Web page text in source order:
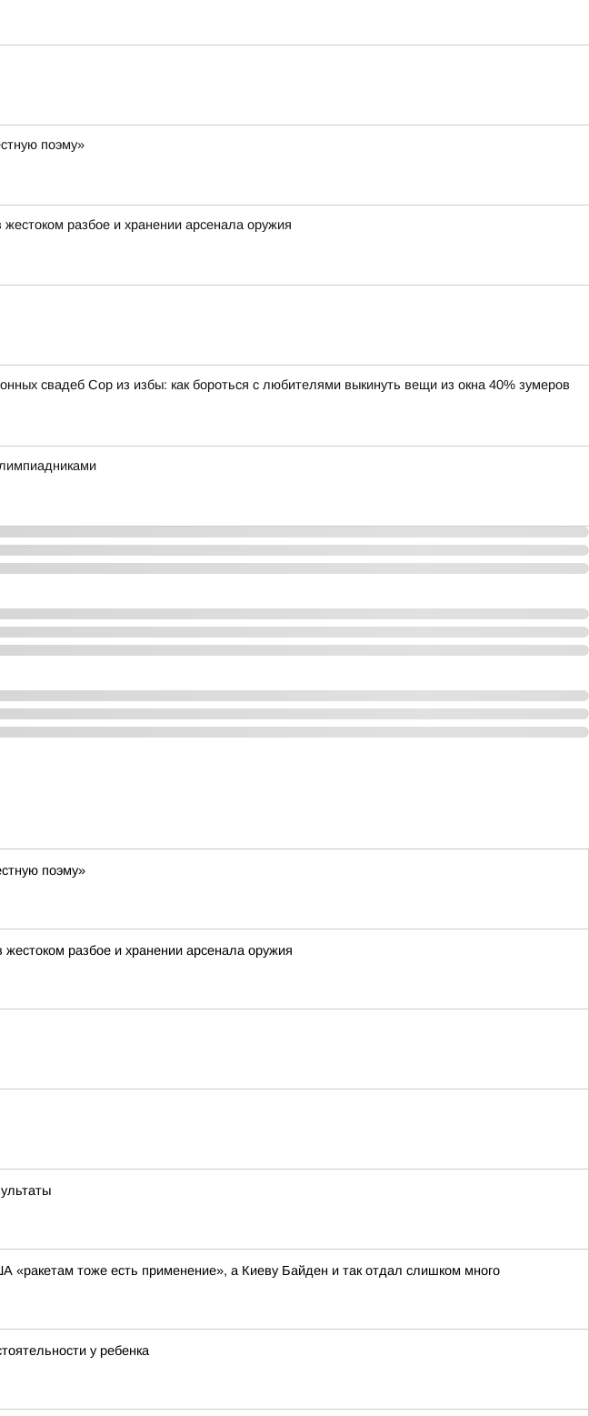
поэму»
разбое и хранении арсенала оружия
свадеб Сор из избы: как бороться с любителями выкинуть вещи из окна 40% зумеров
поэму»
разбое и хранении арсенала оружия
«ракетам тоже есть применение», а Киеву Байден и так отдал слишком много
у ребенка